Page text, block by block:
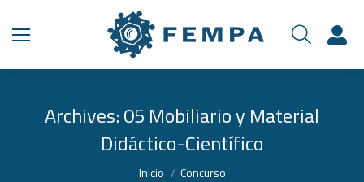
Archives:05 Mobiliario y Material
Didáctico-Científico
Estás aquí:
Inicio Concurso